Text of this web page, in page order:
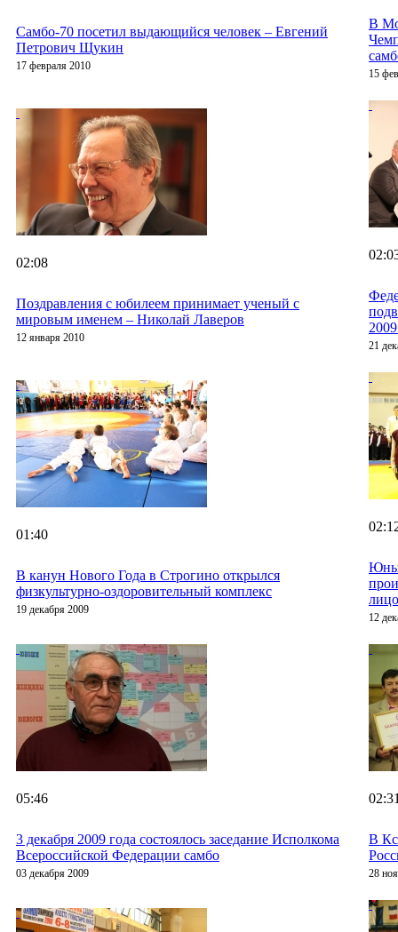
Cамбо-70 посетил выдающийся человек – Евгений
Петрович Щукин
17 февраля 2010
В
15
02:08
Поздравления с юбилеем принимает ученый с
мировым именем – Николай Лаверов
12 января 2010
21
01:40
В канун Нового Года в Строгино открылся
физкультурно-оздоровительный комплекс
19 декабря 2009
12
05:46
3 декабря 2009 года состоялось заседание Исполкома
Всероссийской Федерации самбо
03 декабря 2009
В
28